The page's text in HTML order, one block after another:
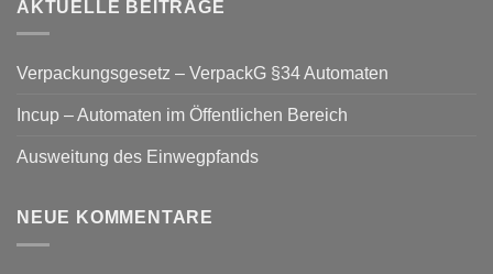
AKTUELLE BEITRÄGE
Verpackungsgesetz – VerpackG §34 Automaten
Incup – Automaten im Öffentlichen Bereich
Ausweitung des Einwegpfands
NEUE KOMMENTARE